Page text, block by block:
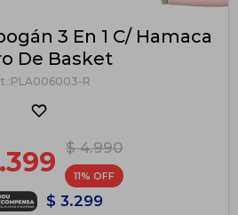
3 En 1 C/ Hamaca
De Basket
PLA006003-R
$ 4.990
11
$ 3.299